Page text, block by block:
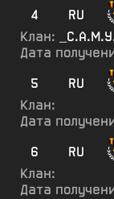
4
RU
Клан:
Дата
5
RU
Клан:
Дата
6
RU
Клан:
Дата